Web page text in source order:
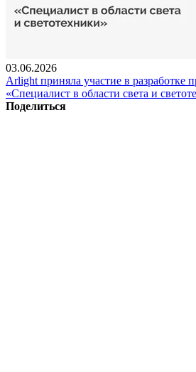
03.06.2026
Arlight приняла участие в разработке
«Специалист в области света и
Поделиться